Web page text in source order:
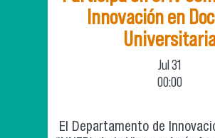
Innovación en
Jul31
00:00
El Departamento de